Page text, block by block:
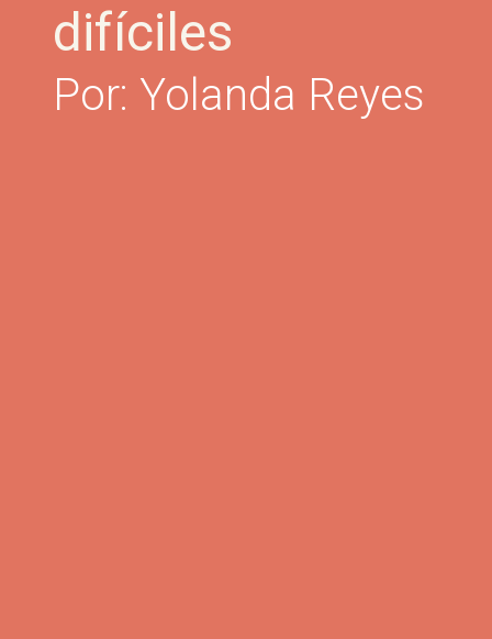
difíciles
Por: Yolanda Reyes